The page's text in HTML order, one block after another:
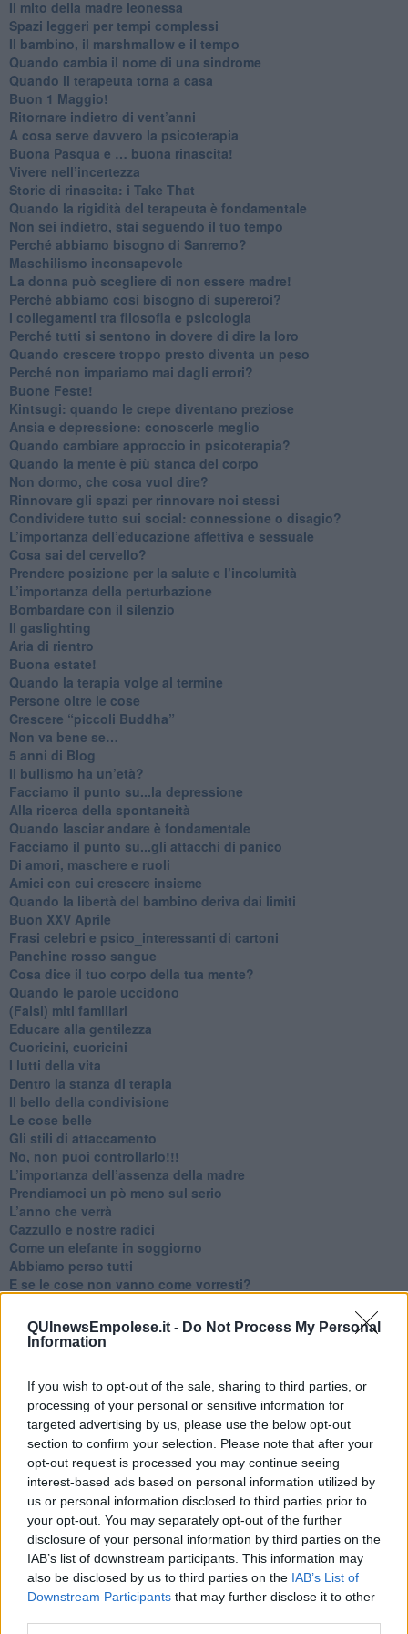
QUInewsEmpolese.it - Do Not Process My Personal
Information
If you wish to opt-out of the sale, sharing to third parties, or
processing of your personal or sensitive information for
targeted advertising by us, please use the below opt-out
section to confirm your selection. Please note that after your
opt-out request is processed you may continue seeing
interest-based ads based on personal information utilized by
us or personal information disclosed to third parties prior to
your opt-out. You may separately opt-out of the further
disclosure of your personal information by third parties on the
IAB’s list of downstream participants. This information may
also be disclosed by us to third parties on the IAB’s List of
Downstream Participants that may further disclose it to other
​Il mito della madre leonessa
Spazi leggeri per tempi complessi
Il bambino, il marshmallow e il tempo
​Quando cambia il nome di una sindrome
​Quando il terapeuta torna a casa
​Buon 1 Maggio!
Ritornare indietro di vent’anni
​A cosa serve davvero la psicoterapia
​Buona Pasqua e … buona rinascita!
​Vivere nell’incertezza
​Storie di rinascita: i Take That
​Quando la rigidità del terapeuta è fondamentale
​Non sei indietro, stai seguendo il tuo tempo
​Perché abbiamo bisogno di Sanremo?
​Maschilismo inconsapevole
​La donna può scegliere di non essere madre!
​Perché abbiamo così bisogno di supereroi?
​I collegamenti tra filosofia e psicologia
​Perché tutti si sentono in dovere di dire la loro
​Quando crescere troppo presto diventa un peso
​Perché non impariamo mai dagli errori?
​Buone Feste!
​Kintsugi: quando le crepe diventano preziose
Ansia e depressione: conoscerle meglio
Quando cambiare approccio in psicoterapia?
​Quando la mente è più stanca del corpo
Non dormo, che cosa vuol dire?
​Rinnovare gli spazi per rinnovare noi stessi
​Condividere tutto sui social: connessione o disagio?
​L’importanza dell’educazione affettiva e sessuale
​Cosa sai del cervello?
Prendere posizione per la salute e l’incolumità
L’importanza della perturbazione
​Bombardare con il silenzio
Il gaslighting
Aria di rientro
Buona estate!
​Quando la terapia volge al termine
​Persone oltre le cose
​Crescere “piccoli Buddha”
Non va bene se…
​5 anni di Blog
​Il bullismo ha un’età?
Facciamo il punto su...la depressione
​Alla ricerca della spontaneità
​Quando lasciar andare è fondamentale
Facciamo il punto su...gli attacchi di panico
Di amori, maschere e ruoli
​Amici con cui crescere insieme
​Quando la libertà del bambino deriva dai limiti
Buon XXV Aprile
​Frasi celebri e psico_interessanti di cartoni
​Panchine rosso sangue
​Cosa dice il tuo corpo della tua mente?
​Quando le parole uccidono
​(Falsi) miti familiari
​Educare alla gentilezza
​Cuoricini, cuoricini
I lutti della vita
​Dentro la stanza di terapia
​Il bello della condivisione
Le cose belle
​Gli stili di attaccamento
No, non puoi controllarlo!!!
​L’importanza dell’assenza della madre
​Prendiamoci un pò meno sul serio
​L’anno che verrà
​Cazzullo e nostre radici
​Come un elefante in soggiorno
​Abbiamo perso tutti
E se le cose non vanno come vorresti?
Come è davvero la terapia
Quando il diritto alla disconnessione non viene accolto
​Il pensiero dicotomico e la salute mentale
​Consigli di lettura per genitori e non solo
​La Clownterapia
​Differenze tra persone frustrate e non
L’invisibile fatica mentale
Vacanze a km zero
​Buone Vacan(si)e!
​Il lato positivo delle cose
​Storie antiche di tempi moderni
​Quello che alle mamme non dicono
Adultescenza
Homo imbecillis
Quando il silenzio è aggressivo